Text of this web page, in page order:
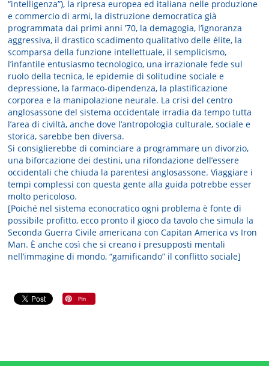
“intelligenza”), la ripresa europea ed italiana nelle produzione
e commercio di armi, la distruzione democratica già
programmata dai primi anni ’70, la demagogia, l’ignoranza
aggressiva, il drastico scadimento qualitativo delle élite, la
scomparsa della funzione intellettuale, il semplicismo,
l’infantile entusiasmo tecnologico, una irrazionale fede sul
ruolo della tecnica, le epidemie di solitudine sociale e
depressione, la farmaco-dipendenza, la plastificazione
corporea e la manipolazione neurale. La crisi del centro
anglosassone del sistema occidentale irradia da tempo tutta
l’area di civiltà, anche dove l’antropologia culturale, sociale e
storica, sarebbe ben diversa.
Si consiglierebbe di cominciare a programmare un divorzio,
una biforcazione dei destini, una rifondazione dell’essere
occidentali che chiuda la parentesi anglosassone. Viaggiare i
tempi complessi con questa gente alla guida potrebbe esser
molto pericoloso.
[Poiché nel sistema econocratico ogni problema è fonte di
possibile profitto, ecco pronto il gioco da tavolo che simula la
Seconda Guerra Civile americana con Capitan America vs Iron
Man. È anche così che si creano i presupposti mentali
nell’immagine di mondo, “gamificando” il conflitto sociale]